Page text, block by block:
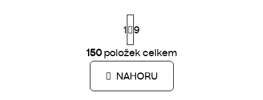
O
v
l
S
t
r
á
n
k
1
9
150položek celkem
NAHORU